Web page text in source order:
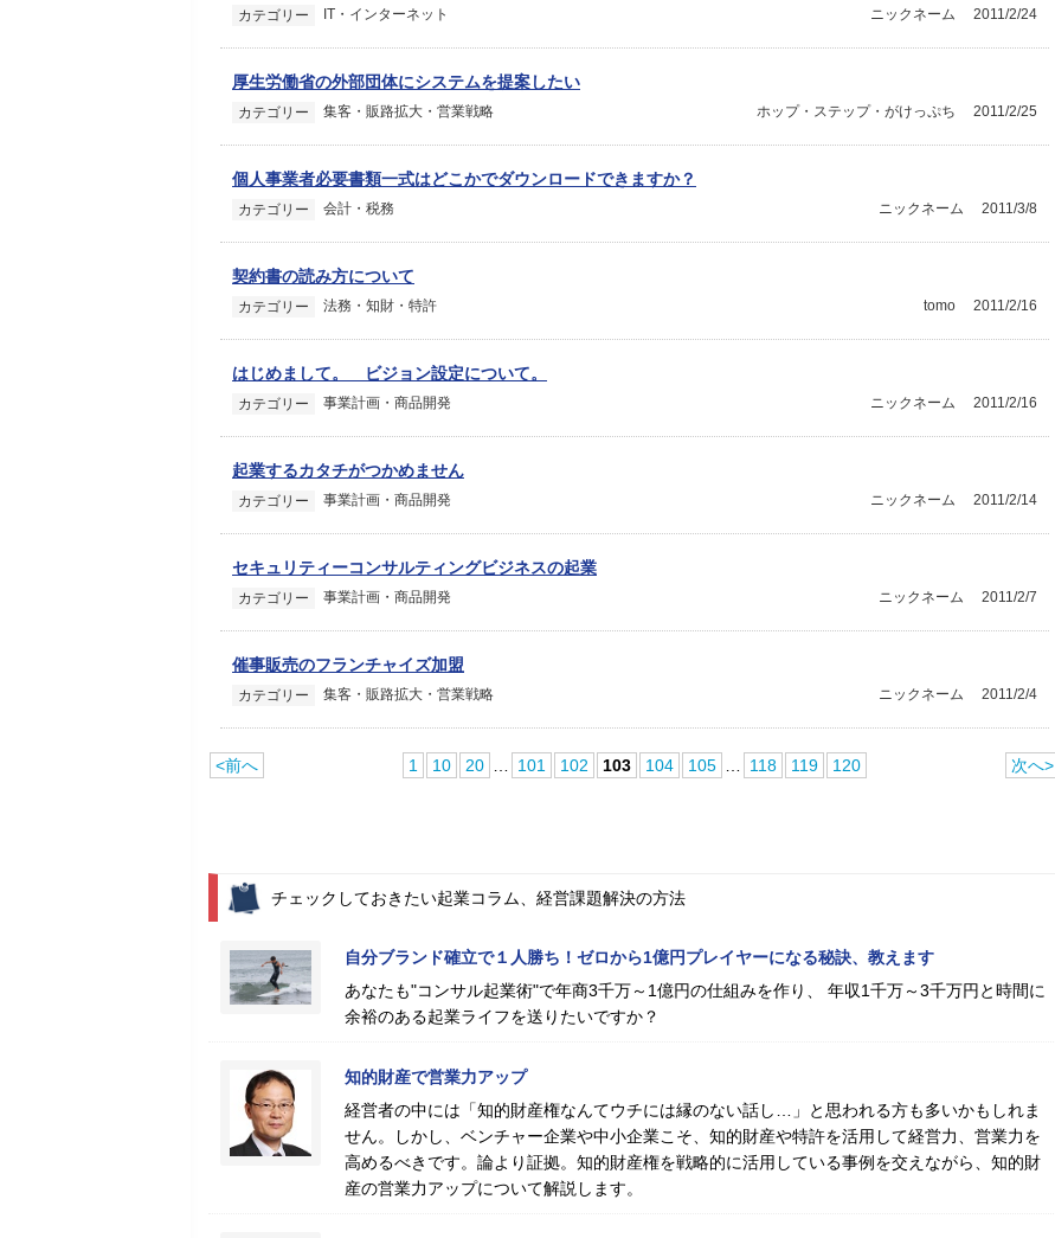
カテゴリー IT・インターネット 2011/2/24
ニックネーム
厚生労働省の外部団体にシステムを提案したい
カテゴリー 集客・販路拡大・営業戦略 2011/2/25
ホップ・ステップ・がけっぷち
個人事業者必要書類一式はどこかでダウンロードできますか？
カテゴリー 会計・税務 2011/3/8
ニックネーム
契約書の読み方について
カテゴリー 法務・知財・特許 2011/2/16
tomo
はじめまして。 ビジョン設定について。
カテゴリー 事業計画・商品開発 2011/2/16
ニックネーム
起業するカタチがつかめません
カテゴリー 事業計画・商品開発 2011/2/14
ニックネーム
セキュリティーコンサルティングビジネスの起業
カテゴリー 事業計画・商品開発 2011/2/7
ニックネーム
催事販売のフランチャイズ加盟
カテゴリー 集客・販路拡大・営業戦略 2011/2/4
ニックネーム
<前へ 1 10 20 101 102 103 104 105 118 119 120 次へ>
チェックしておきたい起業コラム、経営課題解決の方法
自分ブランド確立で１人勝ち！ゼロから1億円プレイヤーになる秘訣、教えます
あなたも"コンサル起業術"で年商3千万～1億円の仕組みを作り、 年収1千万～3千万円と時間に
余裕のある起業ライフを送りたいですか？
知的財産で営業力アップ
経営者の中には「知的財産権なんてウチには縁のない話し…」と思われる方も多いかもしれま
せん。しかし、ベンチャー企業や中小企業こそ、知的財産や特許を活用して経営力、営業力を
高めるべきです。論より証拠。知的財産権を戦略的に活用している事例を交えながら、知的財
産の営業力アップについて解説します。